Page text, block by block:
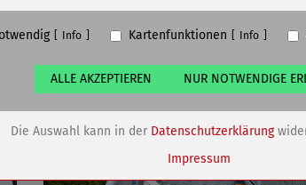
PHPSESSID, fe_typo_user
undefined
Cookiespeicherung Entscheidungscookie
Speichert die Einstellungen der Besucher bezüglich
Cookies.
Info Kartenfunktionen Info
ALLE AKZEPTIEREN NUR NOTWENDIGE
Die Auswahl kann in der Datenschutzerklärung
Impressum